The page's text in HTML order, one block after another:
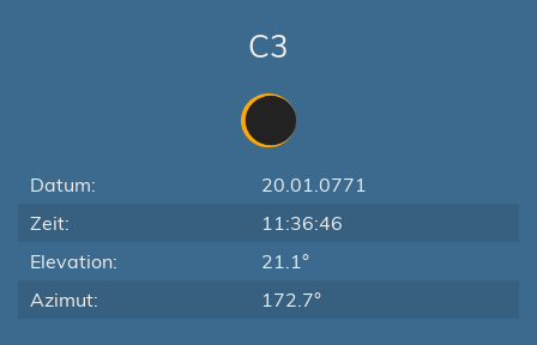
C3
Datum:
20.01.0771
Zeit:
11:36:46
Elevation:
21.1°
Azimut:
172.7°